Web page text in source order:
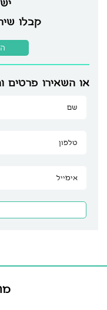
קבלו
או השאירו פרטים